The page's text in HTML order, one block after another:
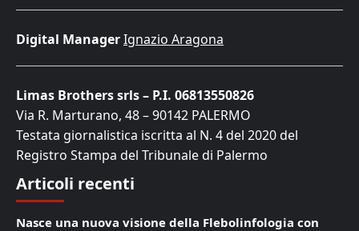
Digital ManagerIgnazio Aragona
Limas Brothers srls – P.I. 06813550826
Via R. Marturano, 48 – 90142 PALERMO
Testata giornalistica iscritta al N. 4 del 2020 del
Registro Stampa del Tribunale di Palermo
Articoli recenti
Nasce una nuova visione della Flebolinfologia con